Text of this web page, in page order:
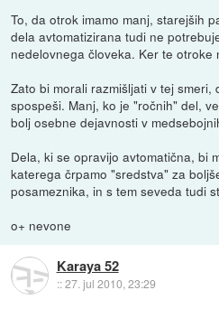
To, da otrok imamo manj, starejših
dela avtomatizirana tudi ne
nedelovnega človeka. Ker te otroke
Zato bi morali razmišljati v tej smeri,
spospeši. Manj, ko je "ročnih" del,
bolj osebne dejavnosti v
Dela, ki se opravijo avtomatična, bi
katerega črpamo "sredstva" za
posameznika, in s tem seveda tudi
o+ nevone
Karaya 52
::27. jul 2010, 23:29